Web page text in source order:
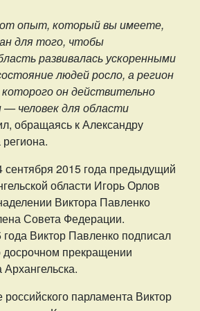
опыт, который вы имеете,
для того, чтобы
развивалась ускоренными
людей росло, а регион
он действительно
человек для области
обращаясь к Александру
2015 года предыдущий
области Игорь Орлов
Виктора Павленко
Совета Федерации.
Виктор Павленко подписал
прекращении
парламента Виктор